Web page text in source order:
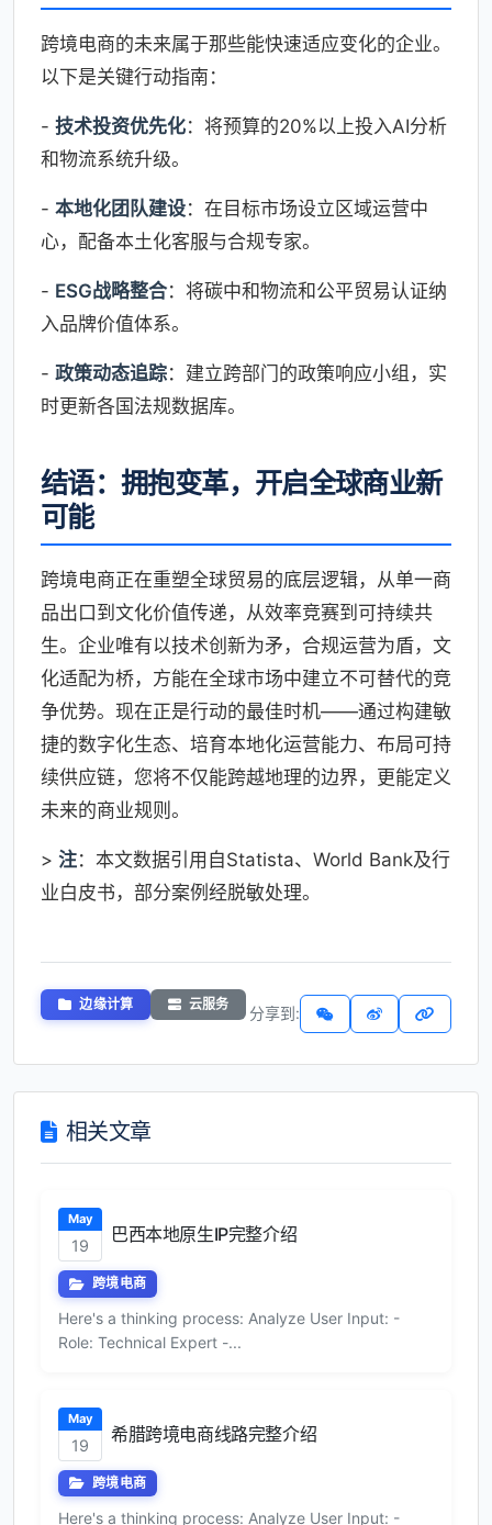
跨境电商的未来属于那些能快速适应变化的企业。
以下是关键行动指南：
- 技术投资优先化：将预算的20%以上投入AI分析
和物流系统升级。
- 本地化团队建设：在目标市场设立区域运营中
心，配备本土化客服与合规专家。
- ESG战略整合：将碳中和物流和公平贸易认证纳
入品牌价值体系。
- 政策动态追踪：建立跨部门的政策响应小组，实
时更新各国法规数据库。
结语：拥抱变革，开启全球商业新
可能
跨境电商正在重塑全球贸易的底层逻辑，从单一商
品出口到文化价值传递，从效率竞赛到可持续共
生。企业唯有以技术创新为矛，合规运营为盾，文
化适配为桥，方能在全球市场中建立不可替代的竞
争优势。现在正是行动的最佳时机——通过构建敏
捷的数字化生态、培育本地化运营能力、布局可持
续供应链，您将不仅能跨越地理的边界，更能定义
未来的商业规则。
> 注：本文数据引用自Statista、World Bank及行
业白皮书，部分案例经脱敏处理。
边缘计算 云服务 分享到:
相关文章
May
19
巴西本地原生IP完整介绍
跨境电商
Here's a thinking process: Analyze User Input: -
Role: Technical Expert -...
May
19
希腊跨境电商线路完整介绍
跨境电商
Here's a thinking process: Analyze User Input: -